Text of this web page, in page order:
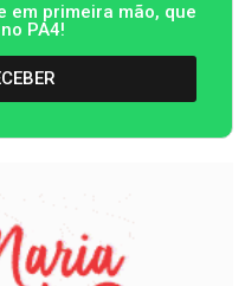
em primeira mão, que
PA4!